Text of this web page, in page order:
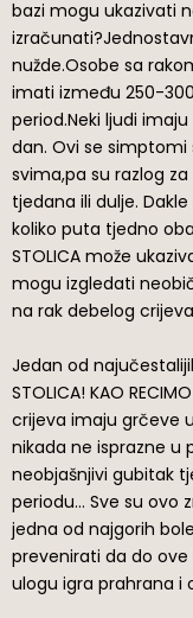
bazi mogu ukazivati
nužde.Osobe sa
imati između 250-
period.Neki ljudi
dan. Ovi se
svima,pa su razlog
tjedana ili dulje.
koliko puta tjedno
STOLICA može
mogu izgledati
na rak debelog
Jedan od
STOLICA! KAO
crijeva imaju grčeve
nikada ne isprazne u
neobjašnjivi gubitak
periodu… Sve su ovo
jedna od najgorih
prevenirati da do ove
ulogu igra prahrana i